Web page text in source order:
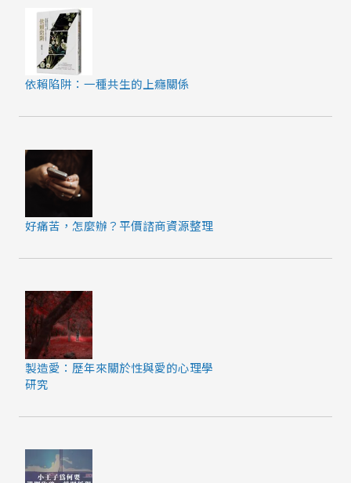
依賴陷阱：一種共生的上癮關係
好痛苦，怎麼辦？平價諮商資源整理
製造愛：歷年來關於性與愛的心理學
研究